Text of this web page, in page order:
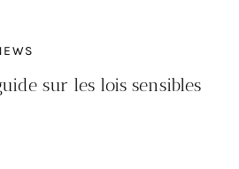
sur les lois sensibles